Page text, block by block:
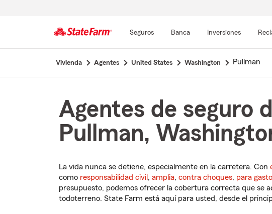
Seguros Banca Inversiones
Vivienda Agentes United States Washington Pullman
Agentes de seguro
Pullman,
La vida nunca se detiene, especialmente en la carretera. Con
como responsabilidad civil , amplia, contra choques, para
presupuesto, podemos ofrecer la cobertura correcta que se
todoterreno. State Farm está aquí para usted, desde el